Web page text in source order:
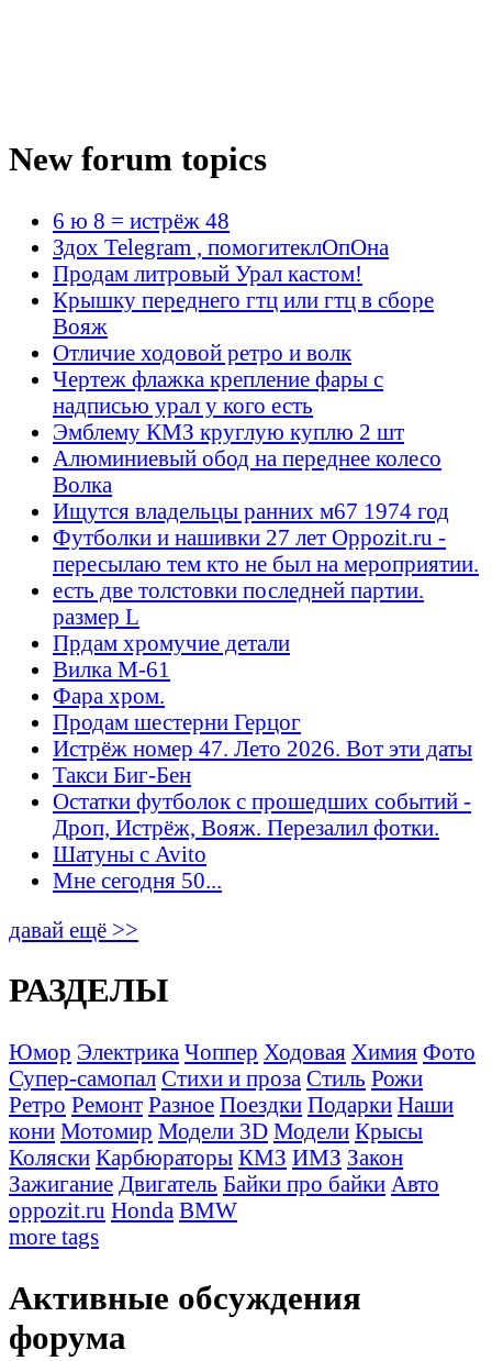
New forum topics
6 ю 8 = истрёж 48
Здох Telegram , помогитеклОпОна
Продам литровый Урал кастом!
Крышку переднего гтц или гтц в сборе
Вояж
Отличие ходовой ретро и волк
Чертеж флажка крепление фары с
надписью урал у кого есть
Эмблему КМЗ круглую куплю 2 шт
Алюминиевый обод на переднее колесо
Волка
Ищутся владельцы ранних м67 1974 год
Футболки и нашивки 27 лет Oppozit.ru -
пересылаю тем кто не был на мероприятии.
есть две толстовки последней партии.
размер L
Прдам хромучие детали
Вилка М-61
Фара хром.
Продам шестерни Герцог
Истрёж номер 47. Лето 2026. Вот эти даты
Такси Биг-Бен
Остатки футболок с прошедших событий -
Дроп, Истрёж, Вояж. Перезалил фотки.
Шатуны с Avito
Мне сегодня 50...
давай ещё >>
РАЗДЕЛЫ
Юмор Электрика Чоппер Ходовая Химия Фото
Супер-самопал Стихи и проза Стиль Рожи
Ретро Ремонт Разное Поездки Подарки Наши
кони Мотомир Модели 3D Модели Крысы
Коляски Карбюраторы КМЗ ИМЗ Закон
Зажигание Двигатель Байки про байки Авто
oppozit.ru Honda BMW
more tags
Активные обсуждения
форума